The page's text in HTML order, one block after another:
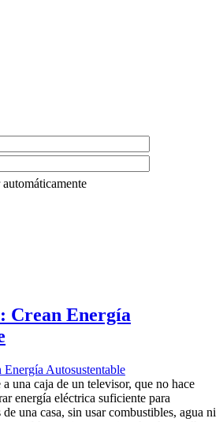
Crean Energía
una caja de un televisor, que no hace
energía eléctrica suficiente para
de una casa, sin usar combustibles, agua ni